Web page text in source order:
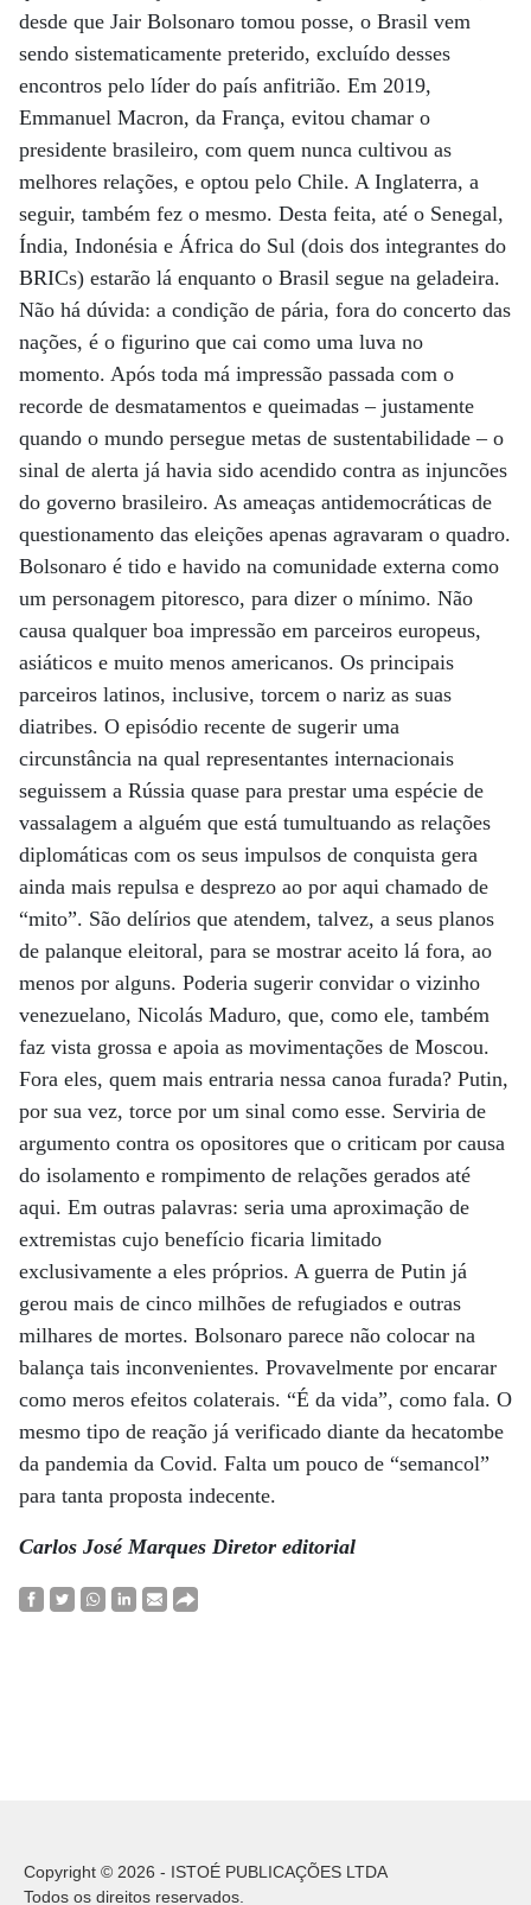
desde que Jair Bolsonaro tomou posse, o Brasil vem
sendo sistematicamente preterido, excluído desses
encontros pelo líder do país anfitrião. Em 2019,
Emmanuel Macron, da França, evitou chamar o
presidente brasileiro, com quem nunca cultivou as
melhores relações, e optou pelo Chile. A Inglaterra, a
seguir, também fez o mesmo. Desta feita, até o Senegal,
Índia, Indonésia e África do Sul (dois dos integrantes do
BRICs) estarão lá enquanto o Brasil segue na geladeira.
Não há dúvida: a condição de pária, fora do concerto das
nações, é o figurino que cai como uma luva no
momento. Após toda má impressão passada com o
recorde de desmatamentos e queimadas – justamente
quando o mundo persegue metas de sustentabilidade – o
sinal de alerta já havia sido acendido contra as injuncões
do governo brasileiro. As ameaças antidemocráticas de
questionamento das eleições apenas agravaram o quadro.
Bolsonaro é tido e havido na comunidade externa como
um personagem pitoresco, para dizer o mínimo. Não
causa qualquer boa impressão em parceiros europeus,
asiáticos e muito menos americanos. Os principais
parceiros latinos, inclusive, torcem o nariz as suas
diatribes. O episódio recente de sugerir uma
circunstância na qual representantes internacionais
seguissem a Rússia quase para prestar uma espécie de
vassalagem a alguém que está tumultuando as relações
diplomáticas com os seus impulsos de conquista gera
ainda mais repulsa e desprezo ao por aqui chamado de
“mito”. São delírios que atendem, talvez, a seus planos
de palanque eleitoral, para se mostrar aceito lá fora, ao
menos por alguns. Poderia sugerir convidar o vizinho
venezuelano, Nicolás Maduro, que, como ele, também
faz vista grossa e apoia as movimentações de Moscou.
Fora eles, quem mais entraria nessa canoa furada? Putin,
por sua vez, torce por um sinal como esse. Serviria de
argumento contra os opositores que o criticam por causa
do isolamento e rompimento de relações gerados até
aqui. Em outras palavras: seria uma aproximação de
extremistas cujo benefício ficaria limitado
exclusivamente a eles próprios. A guerra de Putin já
gerou mais de cinco milhões de refugiados e outras
milhares de mortes. Bolsonaro parece não colocar na
balança tais inconvenientes. Provavelmente por encarar
como meros efeitos colaterais. “É da vida”, como fala. O
mesmo tipo de reação já verificado diante da hecatombe
da pandemia da Covid. Falta um pouco de “semancol”
para tanta proposta indecente.
Carlos José Marques Diretor editorial
Copyright © 2026 - ISTOÉ PUBLICAÇÕES LTDA
Todos os direitos reservados.